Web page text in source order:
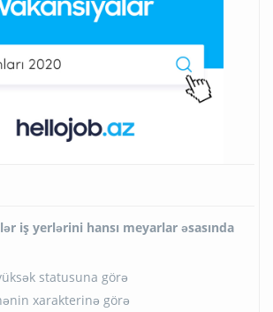
iş yerlərini hansı meyarlar əsasında
statusuna görə
xarakterinə görə